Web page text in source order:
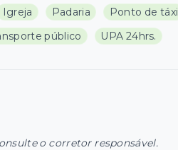
Igreja Padaria Ponto de táxi
público UPA 24hrs.
o corretor responsável.